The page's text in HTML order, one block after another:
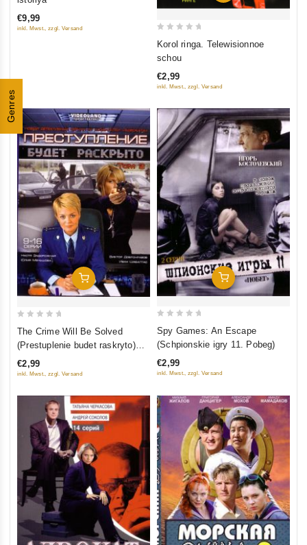
Genres
5
€9,99
inkl. Mwst., zzgl. Versand
5
Korol ringa. Telewisionnoe
schou
€2,99
inkl. Mwst., zzgl. Versand
In Den Warenkorb
5
The Crime Will Be Solved
(Prestuplenie budet raskryto)
Tom 2 (9-16 Serii)
€2,99
inkl. Mwst., zzgl. Versand
In Den Warenkorb
out
5
Spy Games: An Escape
(Schpionskie igry 11. Pobeg)
€2,99
inkl. Mwst., zzgl. Versand